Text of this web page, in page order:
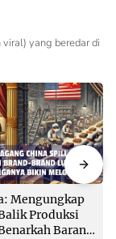
yang beredar di
Mengungkap
Produksi
Barang